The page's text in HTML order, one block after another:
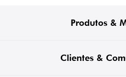
Produtos &
Clientes &